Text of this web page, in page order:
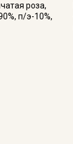
роза,
п/э-10%,